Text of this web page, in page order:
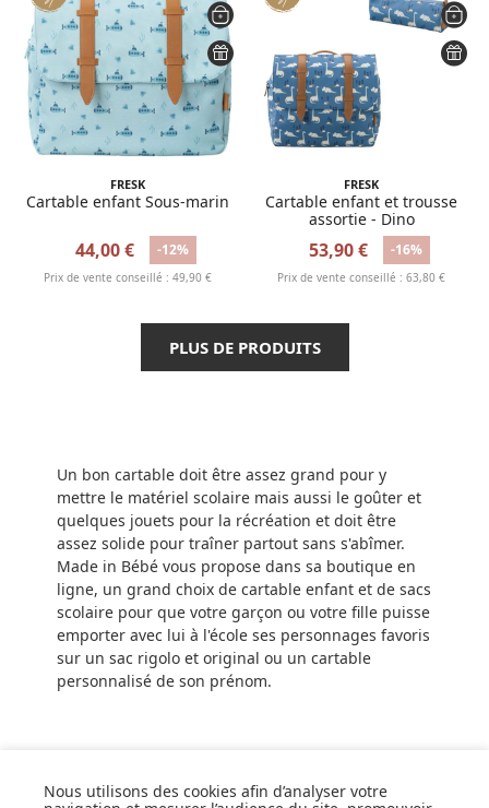
FRESK
Cartable enfant Sous-marin
44,00 € -12%
Prix de vente conseillé : 49,90 €
FRESK
Cartable enfant et trousse
assortie - Dino
53,90 € -16%
Prix de vente conseillé : 63,80 €
PLUS DE PRODUITS
Un bon cartable doit être assez grand pour y
mettre le matériel scolaire mais aussi le goûter et
quelques jouets pour la récréation et doit être
assez solide pour traîner partout sans s'abîmer.
Made in Bébé vous propose dans sa boutique en
ligne, un grand choix de cartable enfant et de sacs
scolaire pour que votre garçon ou votre fille puisse
emporter avec lui à l'école ses personnages favoris
sur un sac rigolo et original ou un cartable
personnalisé de son prénom.
Nous utilisons des cookies afin d’analyser votre